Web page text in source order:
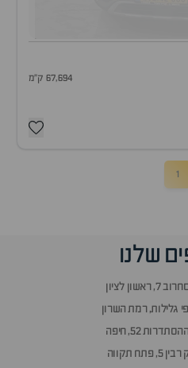
67,694 ק"מ
1
שלנו
לציון
גלילות, רמת השרון
52, חיפה
תקווה